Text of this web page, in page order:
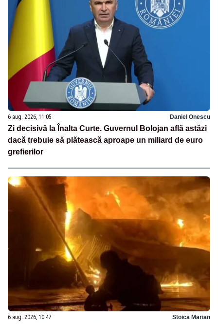
6 aug. 2026, 11:05 Daniel Onescu
Zi decisivă la Înalta Curte. Guvernul Bolojan află astăzi
dacă trebuie să plătească aproape un miliard de euro
grefierilor
6 aug. 2026, 10:47 Stoica Marian